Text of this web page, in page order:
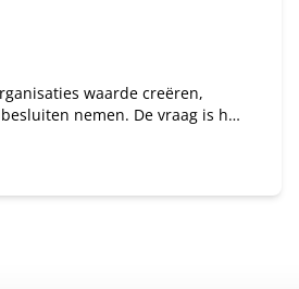
waarde creëren,
nemen. De vraag is hoe